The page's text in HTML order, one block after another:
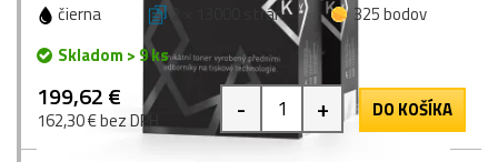
čierna 2 × 13000 strán
325 bodov
Skladom > 9 ks
199,62 €
162,30 € bez DPH - + DO KOŠÍKA